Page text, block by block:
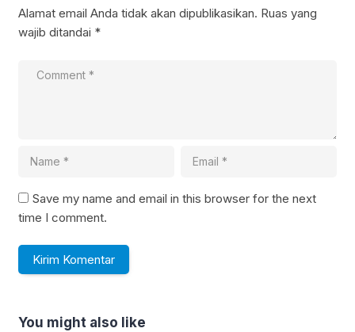
Alamat email Anda tidak akan dipublikasikan. Ruas yang
wajib ditandai *
Save my name and email in this browser for the next
time I comment.
You might also like